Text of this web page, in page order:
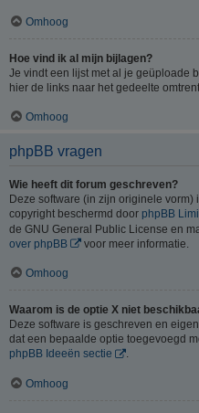
Omhoog
Hoe vind ik al mijn bijlagen?
Je vindt een lijst met al je geüploade
hier de links naar het gedeelte
Omhoog
phpBB vragen
Wie heeft dit forum geschreven?
Deze software (in zijn originele
copyright beschermd door phpBB
de GNU General Public License en
over phpBB
voor meer informatie.
Omhoog
Waarom is de optie X niet
Deze software is geschreven en
dat een bepaalde optie toegevoegd
phpBB Ideeën sectie
.
Omhoog